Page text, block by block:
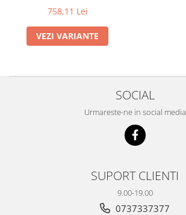
758,11 Lei
VEZI VARIANTE
SOCIAL
Urmareste-ne in social media
SUPORT CLIENTI
9.00-19.00
0737337377